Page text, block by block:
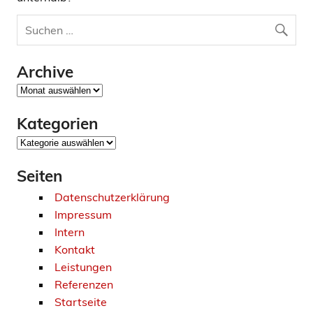
Archive
Archive
Kategorien
Kategorien
Seiten
Datenschutzerklärung
Impressum
Intern
Kontakt
Leistungen
Referenzen
Startseite